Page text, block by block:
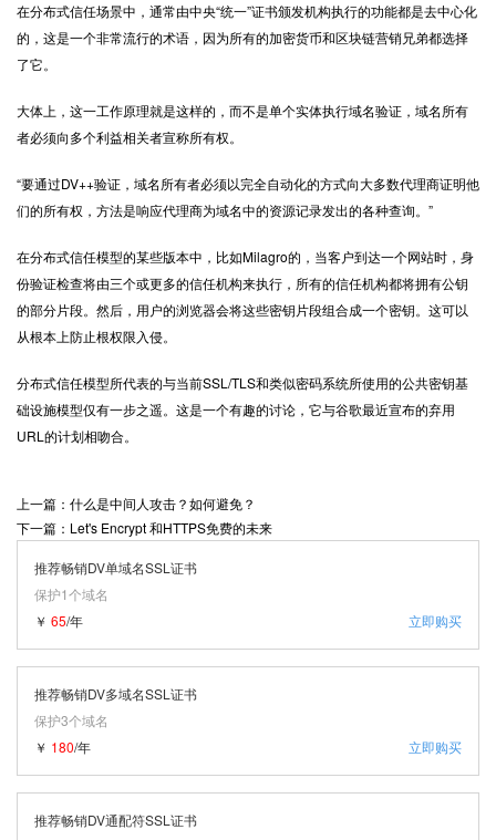
在分布式信任场景中，通常由中央“统一”证书颁发机构执行的功能都是去中心化
的，这是一个非常流行的术语，因为所有的加密货币和区块链营销兄弟都选择
了它。
大体上，这一工作原理就是这样的，而不是单个实体执行域名验证，域名所有
者必须向多个利益相关者宣称所有权。
“要通过DV++验证，域名所有者必须以完全自动化的方式向大多数代理商证明他
们的所有权，方法是响应代理商为域名中的资源记录发出的各种查询。”
在分布式信任模型的某些版本中，比如Milagro的，当客户到达一个网站时，身
份验证检查将由三个或更多的信任机构来执行，所有的信任机构都将拥有公钥
的部分片段。然后，用户的浏览器会将这些密钥片段组合成一个密钥。这可以
从根本上防止根权限入侵。
分布式信任模型所代表的与当前SSL/TLS和类似密码系统所使用的公共密钥基
础设施模型仅有一步之遥。这是一个有趣的讨论，它与谷歌最近宣布的弃用
URL的计划相吻合。
上一篇：什么是中间人攻击？如何避免？
下一篇：Let's Encrypt 和HTTPS免费的未来
推荐畅销DV单域名SSL证书
保护1个域名
立即购买
￥ 65/年
推荐畅销DV多域名SSL证书
保护3个域名
立即购买
￥ 180/年
推荐畅销DV通配符SSL证书